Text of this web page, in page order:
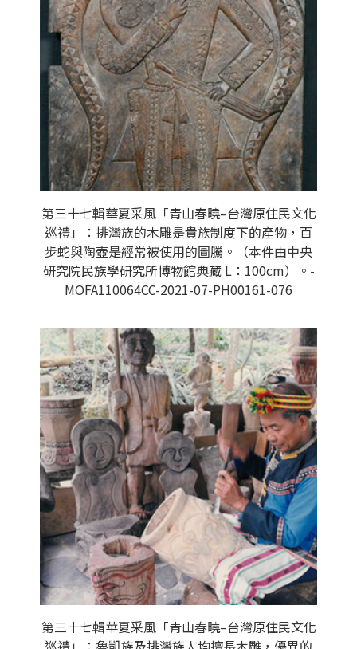
第三十七輯華夏采風「青山春曉–台灣原住民文化
巡禮」：排灣族的木雕是貴族制度下的產物，百
步蛇與陶壺是經常被使用的圖騰。（本件由中央
研究院民族學研究所博物館典藏 L：100cm）。-
MOFA110064CC-2021-07-PH00161-076
第三十七輯華夏采風「青山春曉–台灣原住民文化